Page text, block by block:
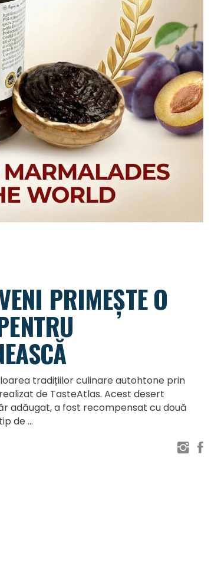
PRIMEȘTE O
tradițiilor culinare autohtone prin
de TasteAtlas. Acest desert
adăugat, a fost recompensat cu două
de